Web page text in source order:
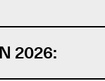
2026: